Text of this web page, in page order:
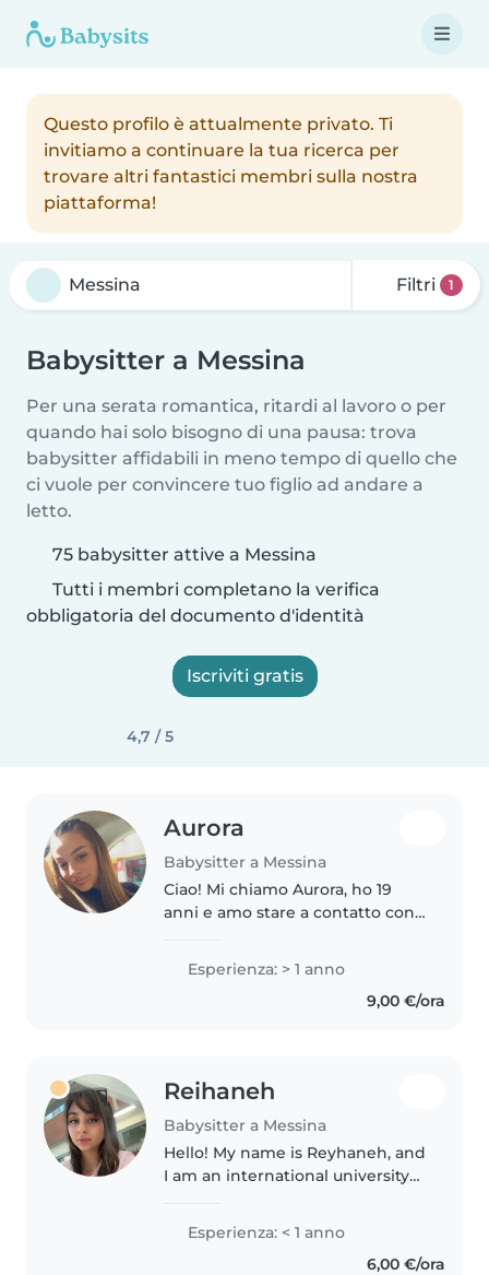
Questo profilo è attualmente privato. Ti
invitiamo a continuare la tua ricerca per
trovare altri fantastici membri sulla nostra
piattaforma!
Filtri 1
Babysitter a Messina
Per una serata romantica, ritardi al lavoro o per
quando hai solo bisogno di una pausa: trova
babysitter affidabili in meno tempo di quello che
ci vuole per convincere tuo figlio ad andare a
letto.
75 babysitter attive a Messina
Tutti i membri completano la verifica
obbligatoria del documento d'identità
Iscriviti gratis
4,7 / 5
Aurora
Babysitter a Messina
Ciao! Mi chiamo Aurora, ho 19
anni e amo stare a contatto con i
come babysitter, esperienza che
mi ha permesso di occuparmi
Esperienza: > 1 anno
9,00 €/ora
Reihaneh
Babysitter a Messina
Hello! My name is Reyhaneh, and
I am an international university
with children, and taking care of
Esperienza: < 1 anno
6,00 €/ora